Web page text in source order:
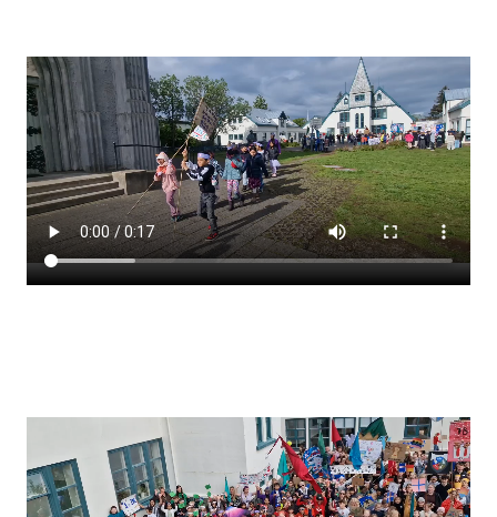
Stjórnendateymi
Skólareglur
Starfsáætlun
Frístund
Upplýsingar um innritun
Námsmat
Læsi